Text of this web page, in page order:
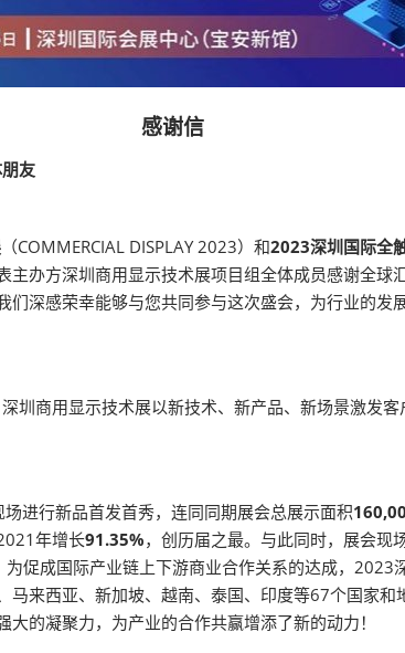
感谢信
友
（COMMERCIAL DISPLAY 2023）和2023深圳国际全
办方深圳商用显示技术展项目组全体成员感谢全球
深感荣幸能够与您共同参与这次盛会，为行业的
圳商用显示技术展以新技术、新产品、新场景激发
场进行新品首发首秀，连同同期展会总展示面积
年增长91.35%，创历届之最。与此同时，展会现
促成国际产业链上下游商业合作关系的达成，2023
来西亚、新加坡、越南、泰国、印度等67个国家和
的凝聚力，为产业的合作共赢增添了新的动力！